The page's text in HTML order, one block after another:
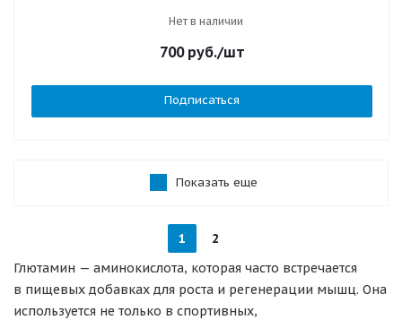
Нет в наличии
700руб./шт
Подписаться
Показать еще
1
2
Глютамин — аминокислота, которая часто встречается
в пищевых добавках для роста и регенерации мышц. Она
используется не только в спортивных,